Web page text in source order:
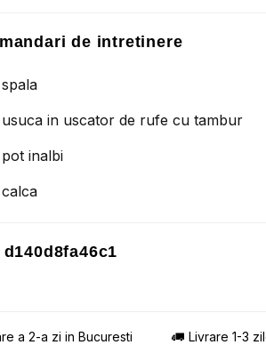
de intretinere
in uscator de rufe cu tambur
inalbi
d140d8fa46c1
a 2-a zi in Bucuresti Livrare 1-3